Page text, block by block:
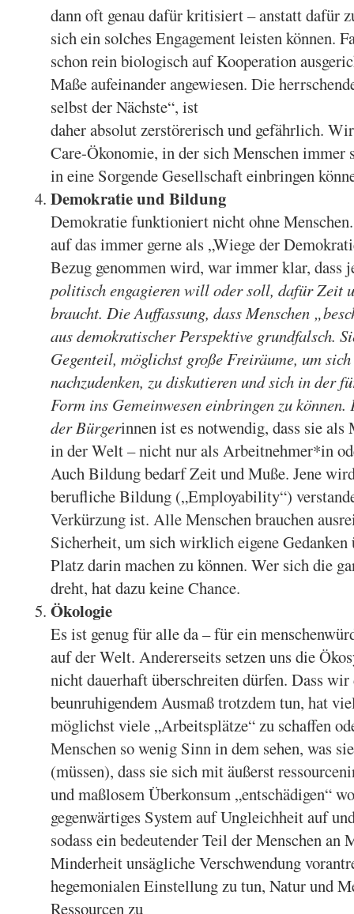
dann oft genau dafür kritisiert – anstatt dafür
sich ein solches Engagement leisten können.
schon rein biologisch auf Kooperation
Maße aufeinander angewiesen. Die
selbst der Nächste“, ist
daher absolut zerstörerisch und gefährlich.
Care-Ökonomie, in der sich Menschen
in eine Sorgende Gesellschaft einbringen
Demokratie und Bildung
Demokratie funktioniert nicht ohne
auf das immer gerne als „Wiege der
Bezug genommen wird, war immer klar, dass
politisch engagieren will oder soll, dafür Zeit
braucht. Die Auffassung, dass Menschen
aus demokratischer Perspektive grundfalsch.
Gegenteil, möglichst große Freiräume, um
nachzudenken, zu diskutieren und sich in der
Form ins Gemeinwesen einbringen zu
der Bürgerinnen ist es notwendig, dass sie
in der Welt – nicht nur als Arbeitnehmer*in
Auch Bildung bedarf Zeit und Muße. Jene
berufliche Bildung („Employability“)
Verkürzung ist. Alle Menschen brauchen
Sicherheit, um sich wirklich eigene
Platz darin machen zu können. Wer sich die
dreht, hat dazu keine Chance.
Ökologie
Es ist genug für alle da – für ein
auf der Welt. Andererseits setzen uns die
nicht dauerhaft überschreiten dürfen. Dass
beunruhigendem Ausmaß trotzdem tun, hat
möglichst viele „Arbeitsplätze“ zu schaffen
Menschen so wenig Sinn in dem sehen, was
(müssen), dass sie sich mit äußerst
und maßlosem Überkonsum „entschädigen“
gegenwärtiges System auf Ungleichheit auf
sodass ein bedeutender Teil der Menschen an
Minderheit unsägliche Verschwendung
hegemonialen Einstellung zu tun, Natur und
Ressourcen zu